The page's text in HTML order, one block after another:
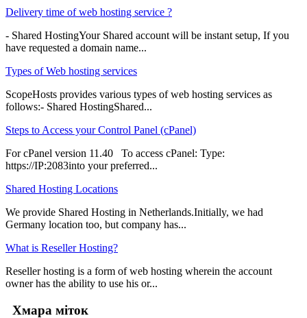
Delivery time of web hosting service ?
- Shared HostingYour Shared account will be instant setup, If you
have requested a domain name...
Types of Web hosting services
ScopeHosts provides various types of web hosting services as
follows:- Shared HostingShared...
Steps to Access your Control Panel (cPanel)
For cPanel version 11.40 To access cPanel: Type:
https://IP:2083into your preferred...
Shared Hosting Locations
We provide Shared Hosting in Netherlands.Initially, we had
Germany location too, but company has...
What is Reseller Hosting?
Reseller hosting is a form of web hosting wherein the account
owner has the ability to use his or...
Хмара міток